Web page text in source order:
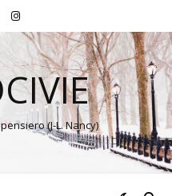
(J-L. Nancy)